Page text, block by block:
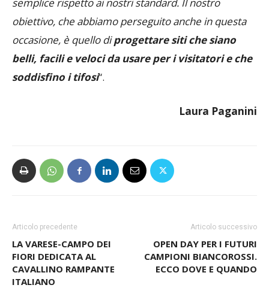
semplice rispetto ai nostri standard. Il nostro
obiettivo, che abbiamo perseguito anche in questa
occasione, è quello diprogettare siti che siano
belli, facili e veloci da usare per i visitatori e che
soddisfino i tifosi“.
Laura Paganini
Articolo precedente
LA VARESE-CAMPO DEI
FIORI DEDICATA AL
CAVALLINO RAMPANTE
ITALIANO
Articolo successivo
OPEN DAY PER I FUTURI
CAMPIONI BIANCOROSSI.
ECCO DOVE E QUANDO